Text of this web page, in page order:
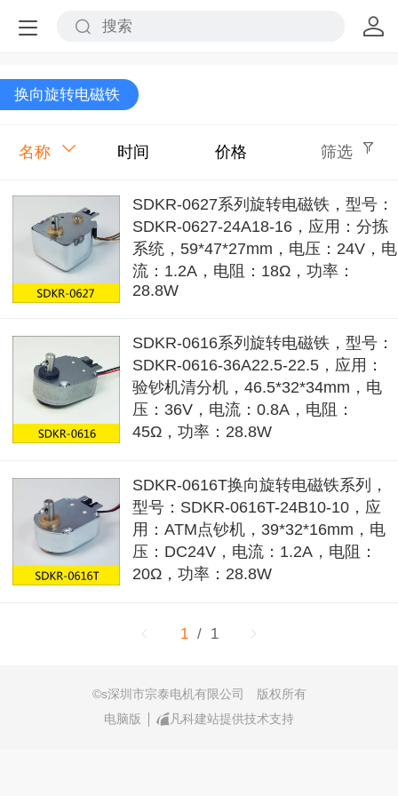
换向旋转电磁铁
名称 时间 价格 筛选
SDKR-0627系列旋转电磁铁，型号：
SDKR-0627-24A18-16，应用：分拣
系统，59*47*27mm，电压：24V，电
流：1.2A，电阻：18Ω，功率：
28.8W
SDKR-0616系列旋转电磁铁，型号：
SDKR-0616-36A22.5-22.5，应用：
验钞机清分机，46.5*32*34mm，电
压：36V，电流：0.8A，电阻：
45Ω，功率：28.8W
SDKR-0616T换向旋转电磁铁系列，
型号：SDKR-0616T-24B10-10，应
用：ATM点钞机，39*32*16mm，电
压：DC24V，电流：1.2A，电阻：
20Ω，功率：28.8W
1 / 1
©s深圳市宗泰电机有限公司
版权所有
电脑版
凡科建站提供技术支持